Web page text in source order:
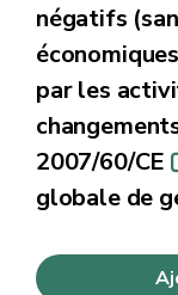
négatifs
par les
2007/60/CE
globale de